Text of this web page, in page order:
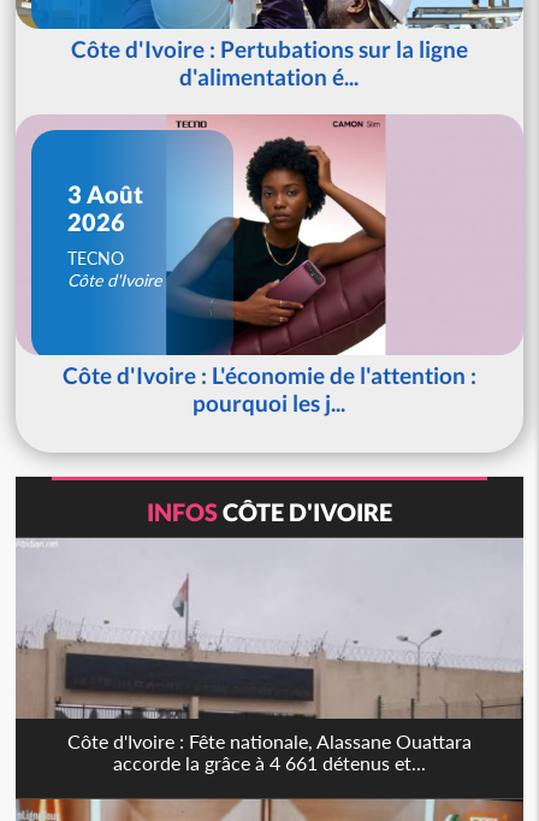
Côte d'Ivoire : Pertubations sur la ligne
d'alimentation é...
3 Août
2026
TECNO
Côte d'Ivoire
Côte d'Ivoire : L'économie de l'attention :
pourquoi les j...
INFOSCÔTE D'IVOIRE
Côte d'Ivoire : Fête nationale, Alassane Ouattara
accorde la grâce à 4 661 détenus et...